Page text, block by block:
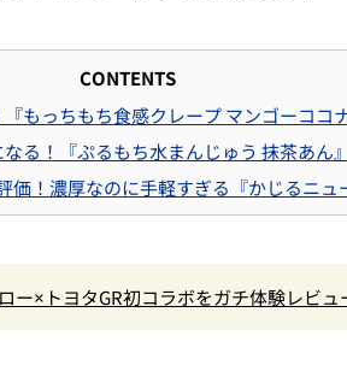
CONTENTS
もっちもち食感クレープ マンゴーココ
る！『ぷるもち水まんじゅう 抹茶あん』
価！濃厚なのに手軽すぎる『かじるニュ
ー×トヨタGR初コラボをガチ体験レビ